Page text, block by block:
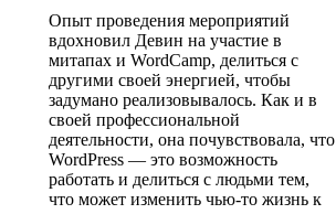
Опыт проведения мероприятий
вдохновил Девин на участие в
митапах и WordCamp, делиться с
другими своей энергией, чтобы
задумано реализовывалось. Как и в
своей профессиональной
деятельности, она почувствовала, что
WordPress — это возможность
работать и делиться с людьми тем,
что может изменить чью-то жизнь к